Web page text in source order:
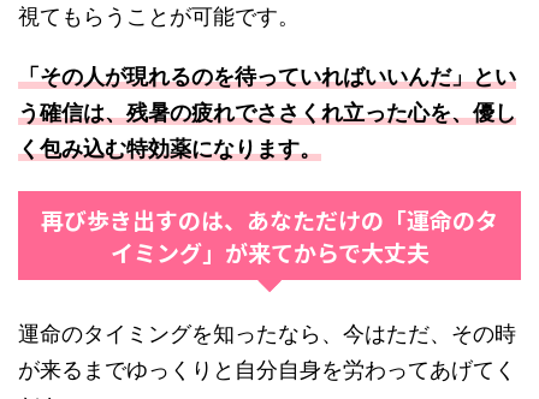
視てもらうことが可能です。
「その人が現れるのを待っていればいいんだ」とい
う確信は、残暑の疲れでささくれ立った心を、優し
く包み込む特効薬になります。
再び歩き出すのは、あなただけの「運命のタ
イミング」が来てからで大丈夫
運命のタイミングを知ったなら、今はただ、その時
が来るまでゆっくりと自分自身を労わってあげてく